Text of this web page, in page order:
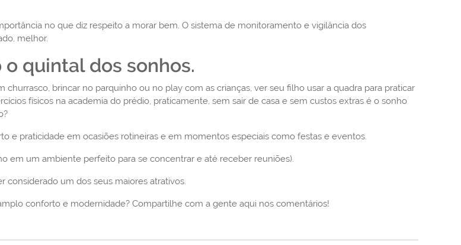
no que diz respeito a morar bem. O sistema de monitoramento e vigilância dos
melhor.
quintal dos sonhos.
brincar no parquinho ou no play com as crianças, ver seu filho usar a quadra para praticar
físicos na academia do prédio, praticamente, sem sair de casa e sem custos extras é o sonho
e praticidade em ocasiões rotineiras e em momentos especiais como festas e eventos.
em um ambiente perfeito para se concentrar e até receber reuniões).
um dos seus maiores atrativos.
conforto e modernidade? Compartilhe com a gente aqui nos comentários!